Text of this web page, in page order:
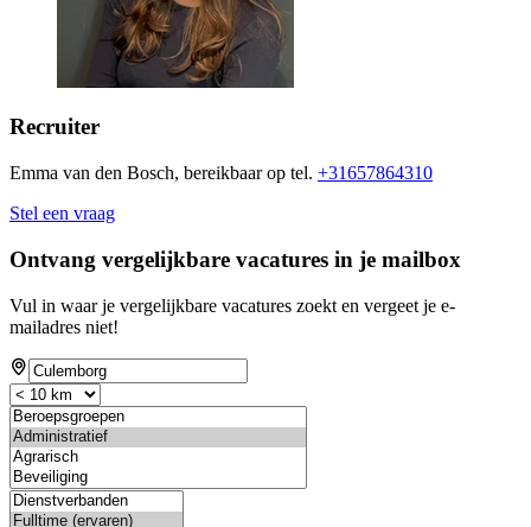
Recruiter
Emma van den Bosch, bereikbaar op tel. +31657864310
Stel een vraag
Ontvang vergelijkbare vacatures in je mailbox
Vul in waar je vergelijkbare vacatures zoekt en vergeet je e-
mailadres niet!